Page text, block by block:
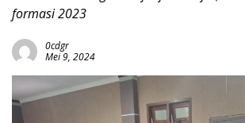
formasi 2023
0cdgr
Mei 9, 2024